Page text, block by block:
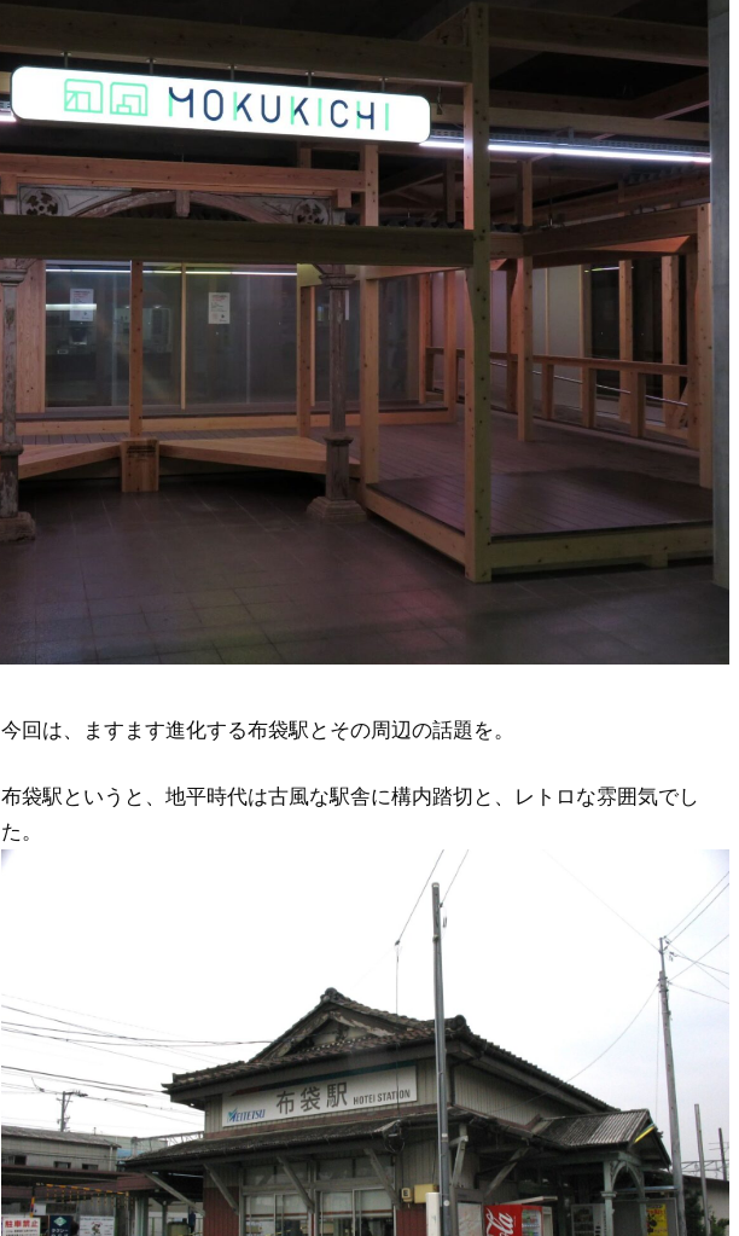
今回は、ますます進化する布袋駅とその周辺の話題を。
布袋駅というと、地平時代は古風な駅舎に構内踏切と、レトロな雰囲気でし
た。